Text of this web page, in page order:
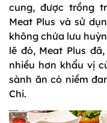
cung, được trồng
Meat Plus và sử
không chứa lưu
lẽ đó, Meat Plus
nhiều hơn khẩu vị
sành ăn có niềm
Chi.